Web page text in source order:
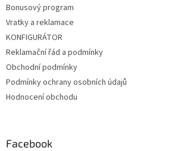
Bonusový program
Vratky a reklamace
KONFIGURÁTOR
Reklamační řád a podmínky
Obchodní podmínky
Podmínky ochrany osobních údajů
Hodnocení obchodu
Facebook